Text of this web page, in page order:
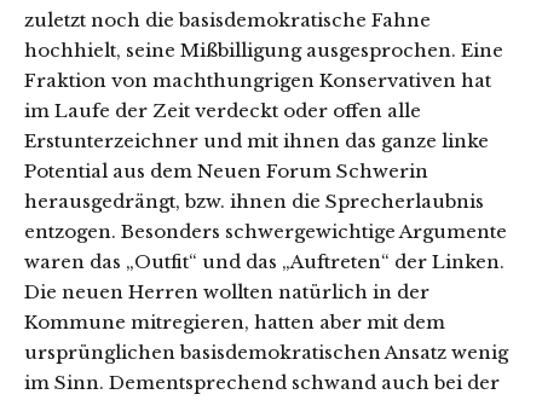
zuletzt noch die basisdemokratische Fahne
hochhielt, seine Mißbilligung ausgesprochen. Eine
Fraktion von machthungrigen Konser­vativen hat
im Laufe der Zeit verdeckt oder offen alle
Erstunter­zeichner und mit ihnen das ganze linke
Potential aus dem Neuen Forum Schwerin
herausgedrängt, bzw. ihnen die Sprecher­laubnis
entzogen. Besonders schwergewich­tige Argumente
waren das „Outfit“ und das „Auftreten“ der Linken.
Die neuen Herren wollten natürlich in der
Kommune mitre­gieren, hatten aber mit dem
ursprüngli­chen basisdemokra­tischen Ansatz wenig
im Sinn. Dement­sprechend schwand auch bei der